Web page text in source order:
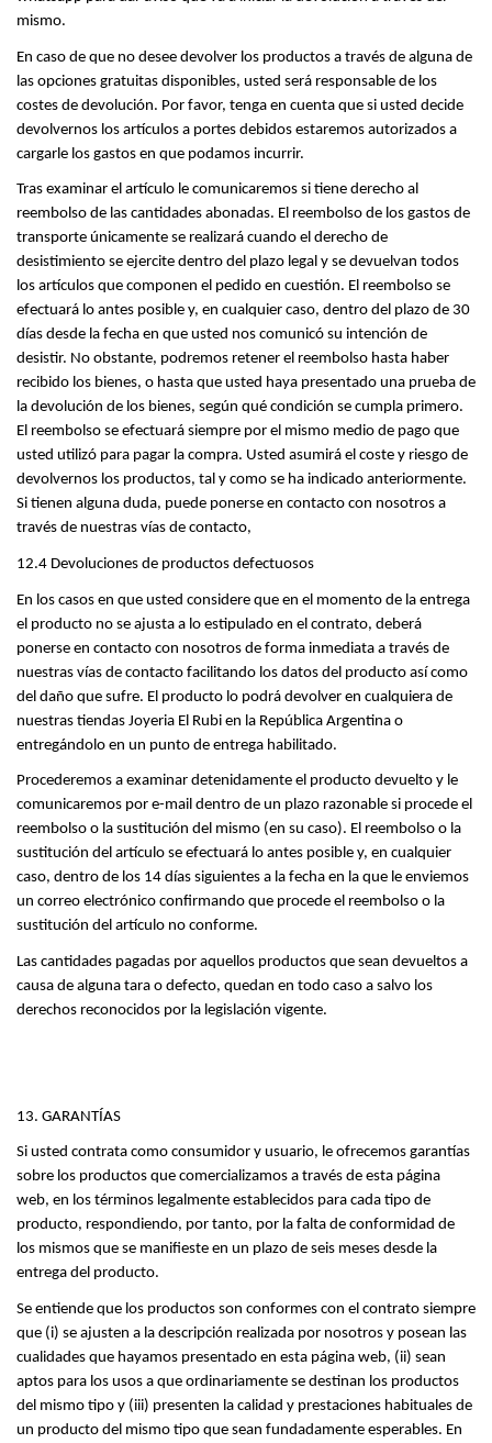
mismo.
En caso de que no desee devolver los productos a través de alguna de
las opciones gratuitas disponibles, usted será responsable de los
costes de devolución. Por favor, tenga en cuenta que si usted decide
devolvernos los artículos a portes debidos estaremos autorizados a
cargarle los gastos en que podamos incurrir.
Tras examinar el artículo le comunicaremos si tiene derecho al
reembolso de las cantidades abonadas. El reembolso de los gastos de
transporte únicamente se realizará cuando el derecho de
desistimiento se ejercite dentro del plazo legal y se devuelvan todos
los artículos que componen el pedido en cuestión. El reembolso se
efectuará lo antes posible y, en cualquier caso, dentro del plazo de 30
días desde la fecha en que usted nos comunicó su intención de
desistir. No obstante, podremos retener el reembolso hasta haber
recibido los bienes, o hasta que usted haya presentado una prueba de
la devolución de los bienes, según qué condición se cumpla primero.
El reembolso se efectuará siempre por el mismo medio de pago que
usted utilizó para pagar la compra. Usted asumirá el coste y riesgo de
devolvernos los productos, tal y como se ha indicado anteriormente.
Si tienen alguna duda, puede ponerse en contacto con nosotros a
través de nuestras vías de contacto,
12.4 Devoluciones de productos defectuosos
En los casos en que usted considere que en el momento de la entrega
el producto no se ajusta a lo estipulado en el contrato, deberá
ponerse en contacto con nosotros de forma inmediata a través de
nuestras vías de contacto facilitando los datos del producto así como
del daño que sufre. El producto lo podrá devolver en cualquiera de
nuestras tiendas Joyeria El Rubi en la República Argentina o
entregándolo en un punto de entrega habilitado.
Procederemos a examinar detenidamente el producto devuelto y le
comunicaremos por e-mail dentro de un plazo razonable si procede el
reembolso o la sustitución del mismo (en su caso). El reembolso o la
sustitución del artículo se efectuará lo antes posible y, en cualquier
caso, dentro de los 14 días siguientes a la fecha en la que le enviemos
un correo electrónico confirmando que procede el reembolso o la
sustitución del artículo no conforme.
Las cantidades pagadas por aquellos productos que sean devueltos a
causa de alguna tara o defecto, quedan en todo caso a salvo los
derechos reconocidos por la legislación vigente.
13. GARANTÍAS
Si usted contrata como consumidor y usuario, le ofrecemos garantías
sobre los productos que comercializamos a través de esta página
web, en los términos legalmente establecidos para cada tipo de
producto, respondiendo, por tanto, por la falta de conformidad de
los mismos que se manifieste en un plazo de seis meses desde la
entrega del producto.
Se entiende que los productos son conformes con el contrato siempre
que (i) se ajusten a la descripción realizada por nosotros y posean las
cualidades que hayamos presentado en esta página web, (ii) sean
aptos para los usos a que ordinariamente se destinan los productos
del mismo tipo y (iii) presenten la calidad y prestaciones habituales de
un producto del mismo tipo que sean fundadamente esperables. En